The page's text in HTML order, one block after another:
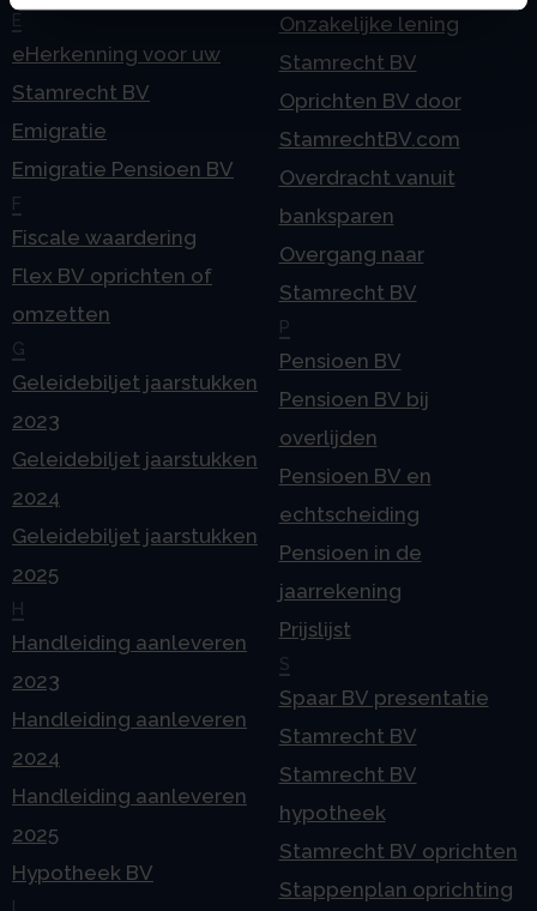
E
eHerkenning voor uw
Stamrecht BV
Emigratie
Emigratie Pensioen BV
F
Fiscale waardering
Flex BV oprichten of
omzetten
G
Geleidebiljet jaarstukken
2023
Geleidebiljet jaarstukken
2024
Geleidebiljet jaarstukken
2025
H
Handleiding aanleveren
2023
Handleiding aanleveren
2024
Handleiding aanleveren
2025
Hypotheek BV
Onzakelijke lening
Stamrecht BV
Oprichten BV door
StamrechtBV.com
Overdracht vanuit
banksparen
Overgang naar
Stamrecht BV
P
Pensioen BV
Pensioen BV bij
overlijden
Pensioen BV en
echtscheiding
Pensioen in de
jaarrekening
Prijslijst
S
Spaar BV presentatie
Stamrecht BV
Stamrecht BV
hypotheek
Stamrecht BV oprichten
Stappenplan oprichting